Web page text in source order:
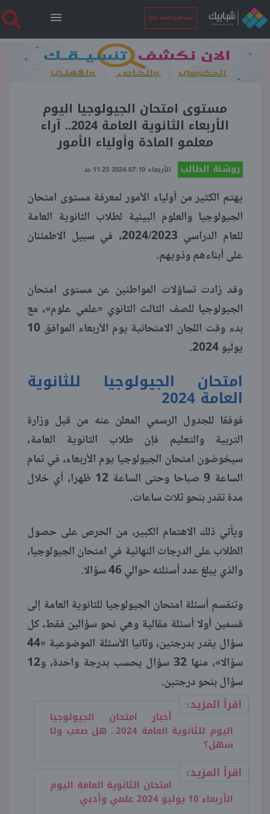
نتيجة الثانوية العامة 2026
الرئيسية
نتيجة الثانوية العامة 2026
أخبار ساخنة
بوابة الطلبة
منوعات
مستوى امتحان الجيولوجيا اليوم
الأربعاء الثانوية العامة 2024.. آراء
معلمو المادة وأولياء الأمور
روشتة الطالب الأربعاء 10-07-2024 11:23 صـ
يهتم الكثير من أولياء الأمور لمعرفة مستوى امتحان
الجيولوجيا والعلوم البيئية لطلاب الثانوية العامة
للعام الدراسي 2024/2023، في سبيل الاطمئنان
على أبناءهم وذويهم.
وقد زادت تساؤلات المواطنين عن مستوى امتحان
الجيولوجيا للصف الثالث الثانوي «علمي علوم»، مع
بدء وقت اللجان الامتحانية يوم الأربعاء الموافق 10
يوليو 2024.
امتحان الجيولوجيا للثانوية
العامة 2024
فوفقا للجدول الرسمي المعلن عنه من قبل وزارة
التربية والتعليم فإن طلاب الثانوية العامة،
سيخوضون امتحان الجيولوجيا يوم الأربعاء، في تمام
الساعة 9 صباحا وحتى الساعة 12 ظهرا، أي خلال
مدة تقدر بنحو ثلاث ساعات.
ويأتي ذلك الاهتمام الكبير، من الحرص على حصول
الطلاب على الدرجات النهائية في امتحان الجيولوجيا،
والذي يبلغ عدد أسئلته حوالي 46 سؤالا.
وتنقسم أسئلة امتحان الجيولوجيا للثانوية العامة إلى
قسمين أولا أسئلة مقالية وهي نحو سؤالين فقط، كل
سؤال يقدر بدرجتين، وثانيا الأسئلة الموضوعية «44
سؤالا»، منها 32 سؤال يحسب بدرجة واحدة، و12
سؤال بنحو درجتين.
اقرأ المزيد:
أخبار امتحان الجيولوجيا
اليوم للثانوية العامة 2024.. هل صعب ولا
سهل؟
اقرأ المزيد:
امتحان الثانوية العامة اليوم
الأربعاء 10 يوليو 2024 علمي وأدبي